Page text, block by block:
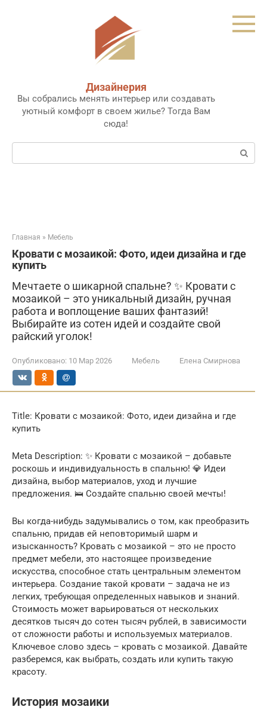
Дизайнерия
Вы собрались менять интерьер или создавать
уютный комфорт в своем жилье? Тогда Вам
сюда!
Поиск:
Главная » Мебель
Кровати с мозаикой: Фото, идеи дизайна и где
купить
Мечтаете о шикарной спальне? ✨ Кровати с
мозаикой – это уникальный дизайн, ручная
работа и воплощение ваших фантазий!
Выбирайте из сотен идей и создайте свой
райский уголок!
Опубликовано: 10 Мар 2026 Мебель Елена Смирнова
Title: Кровати с мозаикой: Фото, идеи дизайна и где
купить
Meta Description: ✨ Кровати с мозаикой – добавьте
роскошь и индивидуальность в спальню! 💎 Идеи
дизайна, выбор материалов, уход и лучшие
предложения. 🛌 Создайте спальню своей мечты!
Вы когда-нибудь задумывались о том, как преобразить
спальню, придав ей неповторимый шарм и
изысканность? Кровать с мозаикой – это не просто
предмет мебели, это настоящее произведение
искусства, способное стать центральным элементом
интерьера. Создание такой кровати – задача не из
легких, требующая определенных навыков и знаний.
Стоимость может варьироваться от нескольких
десятков тысяч до сотен тысяч рублей, в зависимости
от сложности работы и используемых материалов.
Ключевое слово здесь – кровать с мозаикой. Давайте
разберемся, как выбрать, создать или купить такую
красоту.
История мозаики